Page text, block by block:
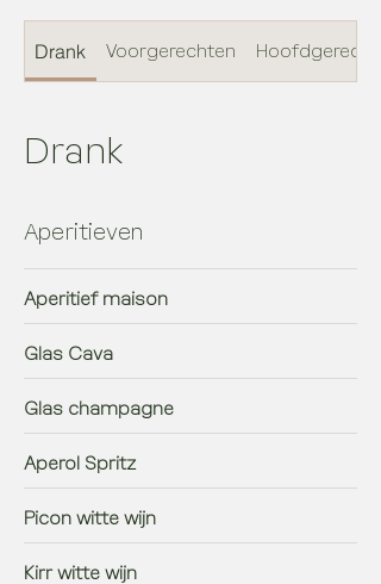
Drank Voorgerechten
Drank
Aperitieven
Aperitief maison
Glas Cava
Glas champagne
Aperol Spritz
Picon witte wijn
Kirr witte wijn